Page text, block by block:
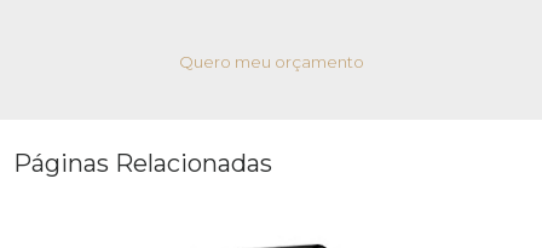
Quero meu orçamento
Páginas Relacionadas